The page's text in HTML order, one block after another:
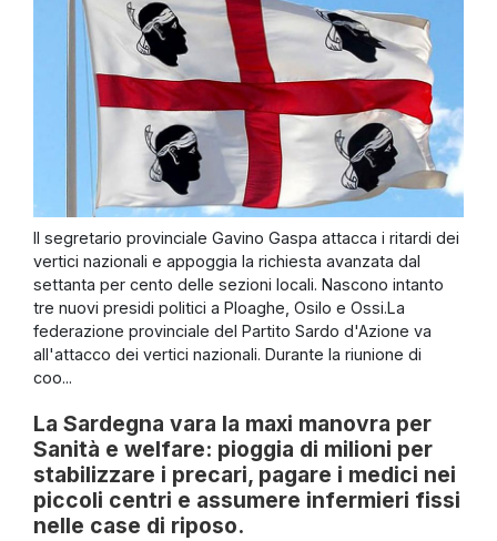
Il segretario provinciale Gavino Gaspa attacca i ritardi dei
vertici nazionali e appoggia la richiesta avanzata dal
settanta per cento delle sezioni locali. Nascono intanto
tre nuovi presidi politici a Ploaghe, Osilo e Ossi.La
federazione provinciale del Partito Sardo d'Azione va
all'attacco dei vertici nazionali. Durante la riunione di
coo...
La Sardegna vara la maxi manovra per
Sanità e welfare: pioggia di milioni per
stabilizzare i precari, pagare i medici nei
piccoli centri e assumere infermieri fissi
nelle case di riposo.